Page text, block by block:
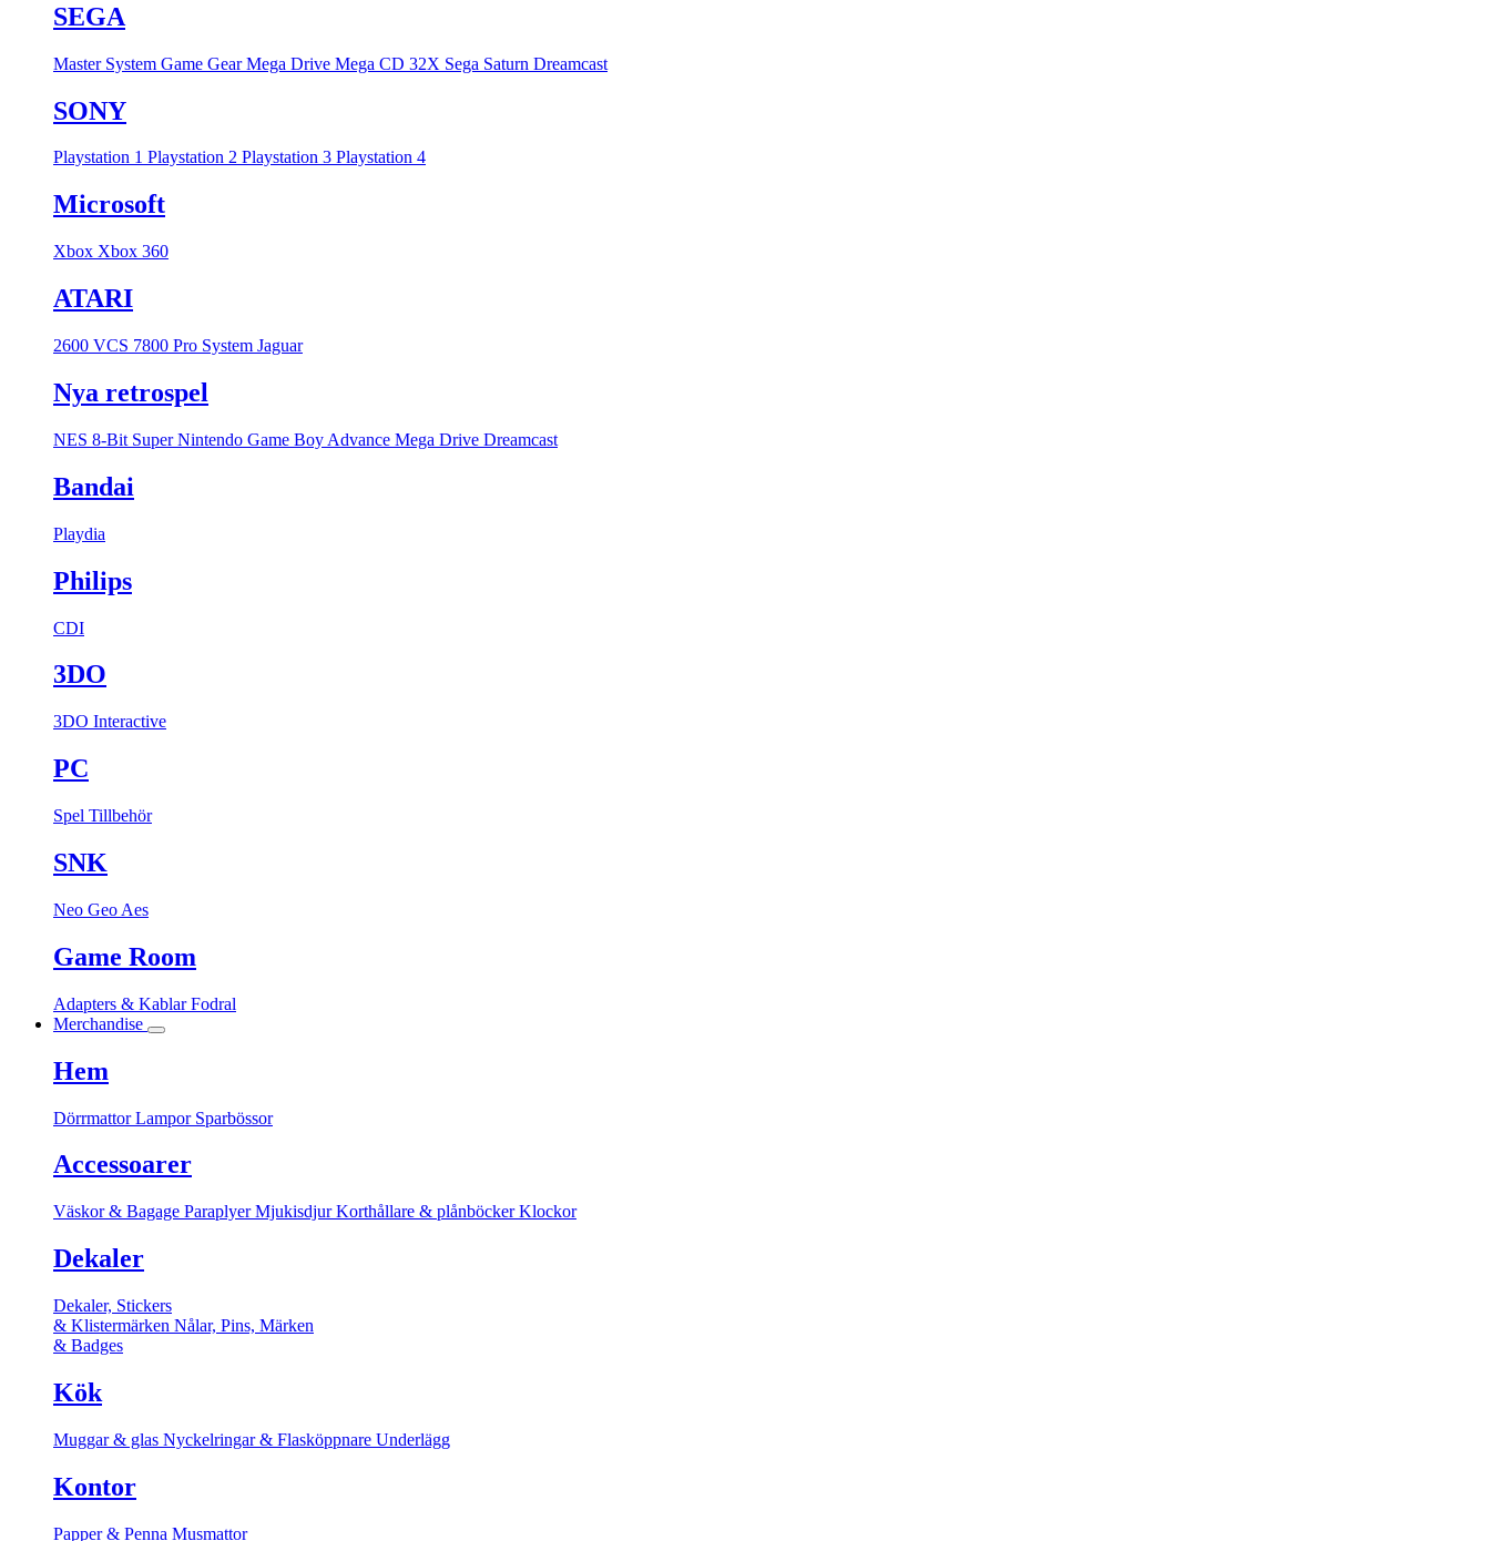
SEGA
Master System Game GearMega Drive Mega CD 32X Sega Saturn Dreamcast
SONY
Playstation 1 Playstation 2 Playstation 3 Playstation 4
Microsoft
Xbox Xbox 360
ATARI
2600 VCS 7800 Pro System Jaguar
Nya retrospel
NES 8-Bit Super Nintendo Game Boy Advance Mega Drive Dreamcast
Bandai
Playdia
Philips
CDI
3DO
3DO Interactive
PC
Spel Tillbehör
SNK
Neo Geo Aes
Game Room
Adapters & KablarFodral
Merchandise
Hem
DörrmattorLampor Sparbössor
Accessoarer
Väskor & Bagage ParaplyerMjukisdjurKorthållare & plånböckerKlockor
Dekaler
Dekaler, Stickers
& Klistermärken Nålar, Pins, Märken
& Badges
Kök
Muggar & glas Nyckelringar & Flasköppnare Underlägg
Kontor
Papper & Penna Musmattor